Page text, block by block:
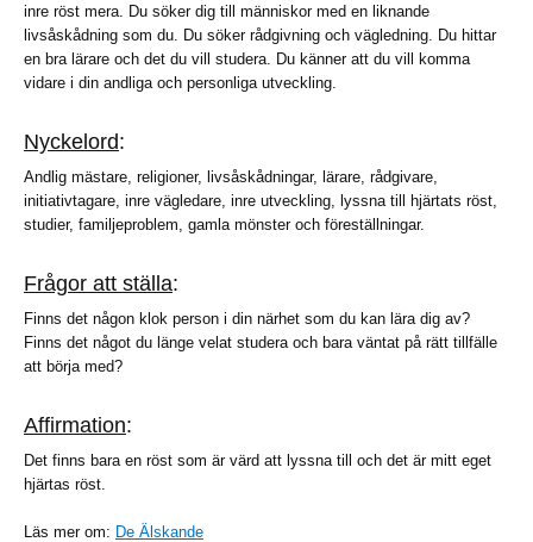
inre röst mera. Du söker dig till människor med en liknande
livsåskådning som du. Du söker rådgivning och vägledning. Du hittar
en bra lärare och det du vill studera. Du känner att du vill komma
vidare i din andliga och personliga utveckling.
Nyckelord:
Andlig mästare, religioner, livsåskådningar, lärare, rådgivare,
initiativtagare, inre vägledare, inre utveckling, lyssna till hjärtats röst,
studier, familjeproblem, gamla mönster och föreställningar.
Frågor att ställa:
Finns det någon klok person i din närhet som du kan lära dig av?
Finns det något du länge velat studera och bara väntat på rätt tillfälle
att börja med?
Affirmation:
Det finns bara en röst som är värd att lyssna till och det är mitt eget
hjärtas röst.
Läs mer om: De Älskande